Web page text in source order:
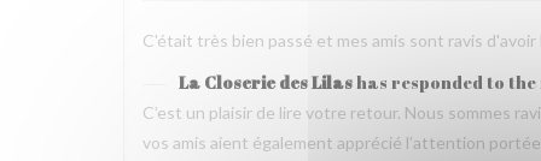
C'était très bien passé et mes amis sont ravis
La Closerie des Lilashas responded to the
C’est un plaisir de lire votre retour. Nous sommes
vos amis aient également apprécié l’attention